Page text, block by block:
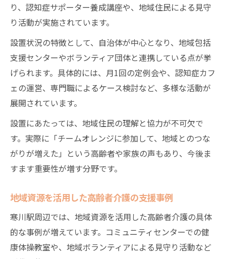
り、認知症サポーター養成講座や、地域住民による見守
り活動が実施されています。
設置状況の特徴として、自治体が中心となり、地域包括
支援センターやボランティア団体と連携している点が挙
げられます。具体的には、月1回の定例会や、認知症カフ
ェの運営、専門職によるケース検討など、多様な活動が
展開されています。
設置にあたっては、地域住民の理解と協力が不可欠で
す。実際に「チームオレンジに参加して、地域とのつな
がりが増えた」という高齢者や家族の声もあり、今後ま
すます重要性が増す分野です。
地域資源を活用した高齢者介護の支援事例
寒川駅周辺では、地域資源を活用した高齢者介護の具体
的な事例が増えています。コミュニティセンターでの健
康体操教室や、地域ボランティアによる見守り活動など